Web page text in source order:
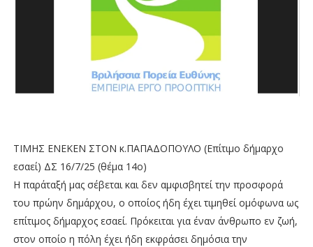
ΤΙΜΗΣ ΕΝΕΚΕΝ ΣΤΟΝ κ.ΠΑΠΑΔΟΠΟΥΛΟ (Επίτιμο δήμαρχο
εσαεί) ΔΣ 16/7/25 (θέμα 14ο)
Η παράταξή μας σέβεται και δεν αμφισβητεί την προσφορά
του πρώην δημάρχου, ο οποίος ήδη έχει τιμηθεί ομόφωνα ως
επίτιμος δήμαρχος εσαεί. Πρόκειται για έναν άνθρωπο εν ζωή,
στον οποίο η πόλη έχει ήδη εκφράσει δημόσια την